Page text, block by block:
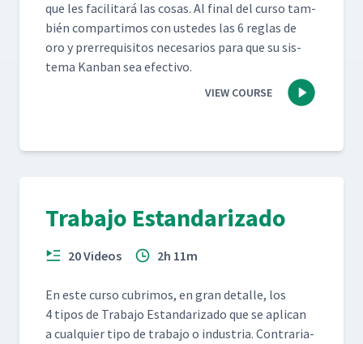
que les facil­i­tará las cosas. Al final del cur­so tam­
bién com­par­ti­mos con ust­edes las 6 reglas de
oro y pre­rreq­ui­si­tos nece­sar­ios para que su sis­
tema Kan­ban sea efectivo.
VIEW COURSE
Trabajo Estandarizado
20 Videos 2h 11m
En este cur­so cub­ri­mos, en gran detalle, los
4 tipos de Tra­ba­jo Estandariza­do que se apli­can
a cualquier tipo de tra­ba­jo o indus­tria. Con­trari­a­